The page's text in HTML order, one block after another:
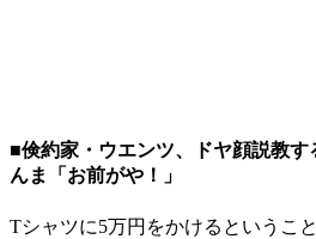
■倹約家・ウエンツ、ドヤ顔説教す
んま「お前がや！」
Tシャツに5万円をかけるというこ